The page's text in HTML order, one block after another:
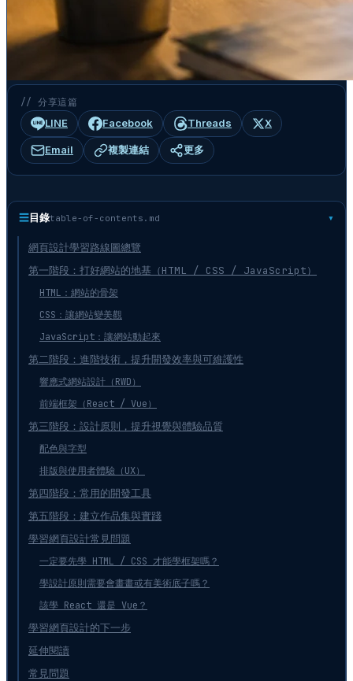
// 分享這篇
LINE Facebook Threads X
Email 複製連結 更多
☰目錄table-of-contents.md
網頁設計學習路線圖總覽
第一階段：打好網站的地基（HTML / CSS / JavaScript）
HTML：網站的骨架
CSS：讓網站變美觀
JavaScript：讓網站動起來
第二階段：進階技術，提升開發效率與可維護性
響應式網站設計（RWD）
前端框架（React / Vue）
第三階段：設計原則，提升視覺與體驗品質
配色與字型
排版與使用者體驗（UX）
第四階段：常用的開發工具
第五階段：建立作品集與實踐
學習網頁設計常見問題
一定要先學 HTML / CSS 才能學框架嗎？
學設計原則需要會畫畫或有美術底子嗎？
該學 React 還是 Vue？
學習網頁設計的下一步
延伸閱讀
常見問題